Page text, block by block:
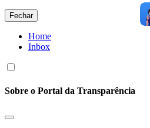
Fechar
Home
Inbox
Sobre o Portal da Transparência